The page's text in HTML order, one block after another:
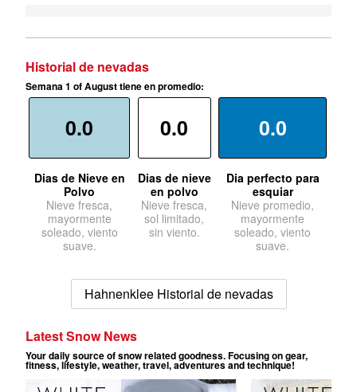
Historial de nevadas
Semana 1 of August tiene en promedio:
0.0
Dias de Nieve en
Polvo
Nieve fresca,
mayormente
soleado, viento
suave.
0.0
Dias de nieve
en polvo
Nieve fresca,
sol limitado,
sin viento.
0.0
Dia perfecto para
esquiar
Nieve promedio,
mayormente
soleado, viento
suave.
Hahnenklee Historial de nevadas